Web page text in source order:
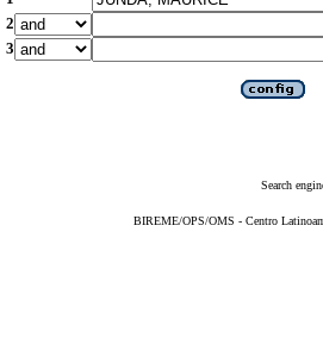
2
3
Search
BIREME/OPS/OMS - Centro